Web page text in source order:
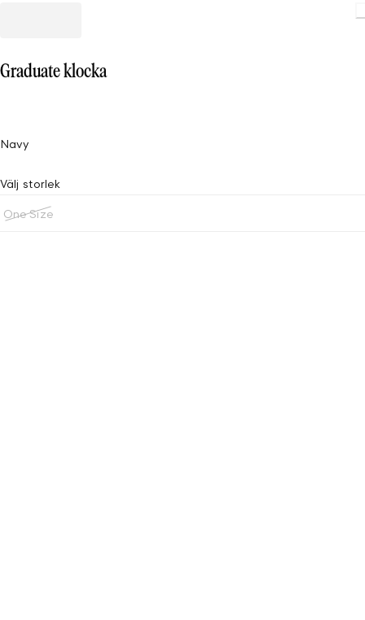
Graduate klocka
Navy
Välj storlek
One Size